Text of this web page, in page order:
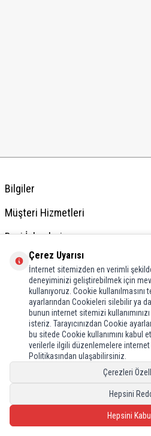
Bilgiler
Müşteri Hizmetleri
Bayi İşlemleri
Adres & İletişim
T-SoftE-Ticaret
Çerez Uyarısı
İnternet sitemizden en verimli
deneyiminizi geliştirebilmek için
kullanıyoruz. Cookie kullanılmasını
ayarlarından Cookieleri silebilir ya
bunun internet sitemizi
isteriz. Tarayıcınızdan Cookie
bu sitede Cookie kullanımını kabul
verilerle ilgili düzenlemelere
Politikasından ulaşabilirsiniz.
Çerezleri
Hepsini
Hepsini